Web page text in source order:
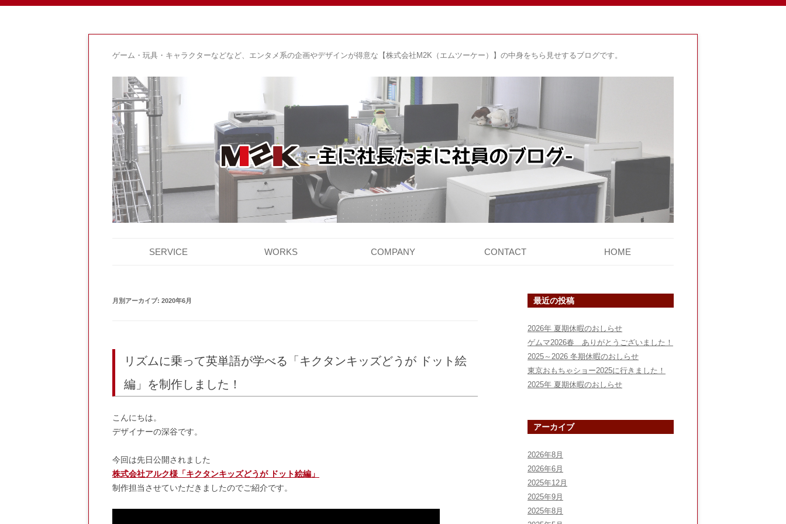
ゲーム・玩具・キャラクターなどなど、エンタメ系の企画やデザインが得意な【株式会社M2K（エムツーケー）】の中身をちら見せするブログです。
ン
SERVICE WORKS COMPANY CONTACT HOME
月別アーカイブ: 2020年6月
リズムに乗って英単語が学べる「キクタンキッズどうが ドット絵
編」を制作しました！
こんにちは。
デザイナーの深谷です。
今回は先日公開されました
株式会社アルク様「キクタンキッズどうが ドット絵編」
制作担当させていただきましたのでご紹介です。
最近の投稿
2026年 夏期休暇のおしらせ
ゲムマ2026春 ありがとうございました！
2025～2026 冬期休暇のおしらせ
東京おもちゃショー2025に行きました！
2025年 夏期休暇のおしらせ
アーカイブ
2026年8月
2026年6月
2025年12月
2025年9月
2025年8月